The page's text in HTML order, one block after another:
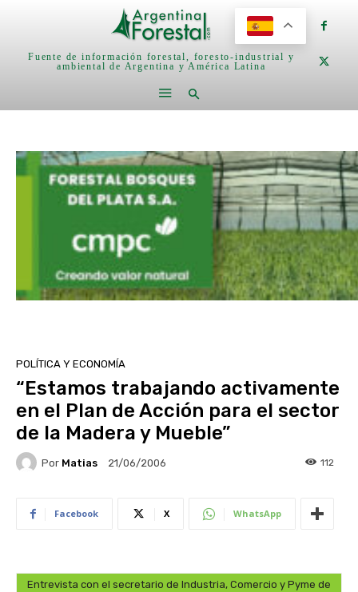
Fuente de información forestal, foresto-industrial y
ambiental de Argentina y América Latina
POLÍTICA Y ECONOMÍA
“Estamos trabajando activamente
en el Plan de Acción para el sector
de la Madera y Mueble”
Por Matias 21/06/2006 112
Facebook X WhatsApp
Entrevista con el secretario de Industria, Comercio y Pyme de